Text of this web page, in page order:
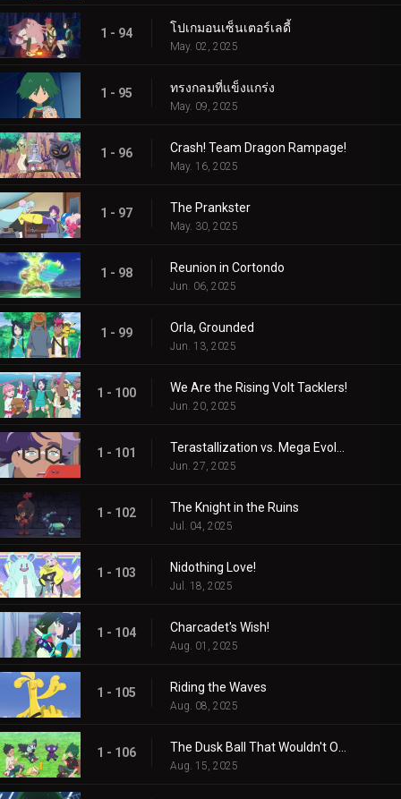
1 - 94 โปเกมอนเซ็นเตอร์เลดี้
May. 02, 2025
1 - 95 ทรงกลมที่แข็งแกร่ง
May. 09, 2025
1 - 96 Crash! Team Dragon Rampage!
May. 16, 2025
1 - 97 The Prankster
May. 30, 2025
1 - 98 Reunion in Cortondo
Jun. 06, 2025
1 - 99 Orla, Grounded
Jun. 13, 2025
1 - 100 We Are the Rising Volt Tacklers!
Jun. 20, 2025
1 - 101
Jun. 27, 2025
1 - 102 The Knight in the Ruins
Jul. 04, 2025
1 - 103 Nidothing Love!
Jul. 18, 2025
1 - 104 Charcadet's Wish!
Aug. 01, 2025
1 - 105 Riding the Waves
Aug. 08, 2025
1 - 106
Aug. 15, 2025